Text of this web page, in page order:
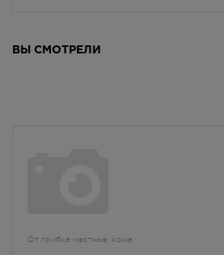
ВЫ СМОТРЕЛИ
От грибка местные, кожа